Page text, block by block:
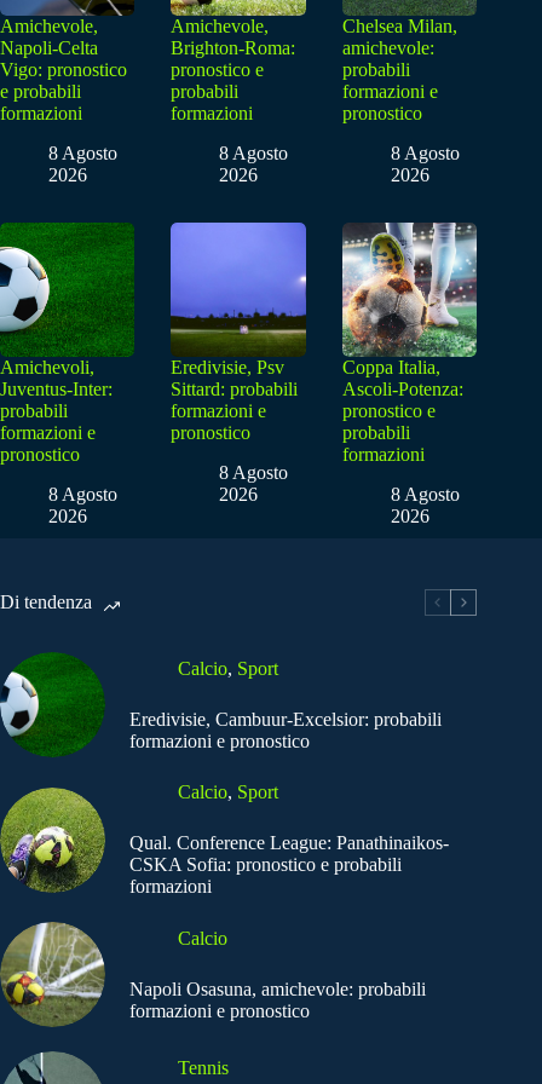
Amichevole,
Napoli-Celta
Vigo: pronostico
e probabili
formazioni
8 Agosto
2026
Amichevole,
Brighton-Roma:
pronostico e
probabili
formazioni
8 Agosto
2026
Chelsea Milan,
amichevole:
probabili
formazioni e
pronostico
8 Agosto
2026
Amichevoli,
Juventus-Inter:
probabili
formazioni e
pronostico
8 Agosto
2026
Eredivisie, Psv
Sittard: probabili
formazioni e
pronostico
8 Agosto
2026
Coppa Italia,
Ascoli-Potenza:
pronostico e
probabili
formazioni
8 Agosto
2026
Di tendenza
Calcio, Sport
Eredivisie, Cambuur-Excelsior: probabili
formazioni e pronostico
Calcio, Sport
Qual. Conference League: Panathinaikos-
CSKA Sofia: pronostico e probabili
formazioni
Calcio
Napoli Osasuna, amichevole: probabili
formazioni e pronostico
Tennis